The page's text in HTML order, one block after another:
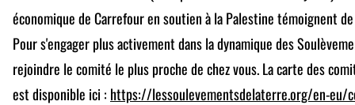
économique de Carrefour en soutien à la Palestine témoignent
Pour s'engager plus activement dans la dynamique des
rejoindre le comité le plus proche de chez vous. La carte des
est disponible ici : https://lessoulevementsdelaterre.org/en-eu/